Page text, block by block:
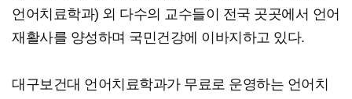
언어치료학과) 외 다수의 교수들이 전국 곳곳에서 언어
재활사를 양성하며 국민건강에 이바지하고 있다.
대구보건대 언어치료학과가 무료로 운영하는 언어치